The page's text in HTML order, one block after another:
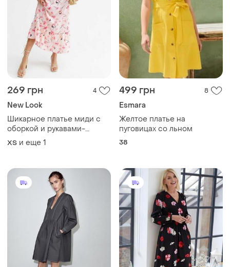
269 грн 4
New Look
Шикарное платье миди с
оборкой и рукавами-
фонариками/платье/
сарафан
ХS и еще 1
499 грн 8
Esmara
Желтое платье на
пуговицах со льном
38